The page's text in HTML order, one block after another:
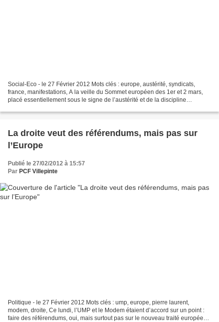
Social-Eco - le 27 Février 2012 Mots clés : europe, austérité, syndicats,
france, manifestations, A la veille du Sommet européen des 1er et 2 mars,
placé essentiellement sous le signe de l’austérité et de la discipline
La droite veut des référendums, mais pas sur
l’Europe
Publié le 27/02/2012 à 15:57
Par PCF Villepinte
Politique - le 27 Février 2012 Mots clés : ump, europe, pierre laurent,
modem, droite, Ce lundi, l’UMP et le Modem étaient d’accord sur un point :
faire des référendums, oui, mais surtout pas sur le nouveau traité européen.